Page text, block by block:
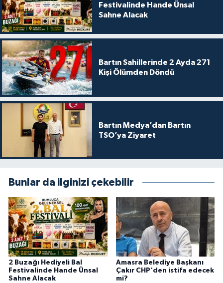
Festivalinde Hande Ünsal
Sahne Alacak
Bartın Sahillerinde 2 Ayda 271
Kişi Ölümden Döndü
Bartın Medya’dan Bartın
TSO’ya Ziyaret
Bunlar da ilginizi çekebilir
2 Buzağı Hediyeli Bal
Festivalinde Hande Ünsal
Sahne Alacak
Amasra Belediye Başkanı
Çakır CHP'den istifa edecek
mi?